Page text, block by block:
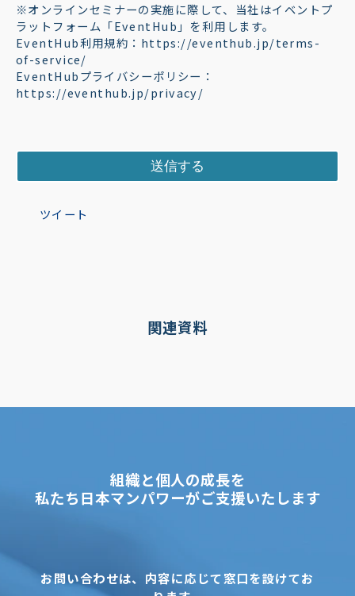
※オンラインセミナーの実施に際して、当社はイベントプ
ラットフォーム「EventHub」を利用します。
EventHub利用規約：https://eventhub.jp/terms-
of-service/
EventHubプライバシーポリシー：
https://eventhub.jp/privacy/
ツイート
関連資料
組織と個人の成長を
私たち日本マンパワーがご支援いたします
お問い合わせは、内容に応じて窓口を設けてお